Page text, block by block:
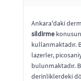
Ankara'daki
sildirme
kullanmaktadır.
lazerler,
bulunmaktadır.
derinliklerdeki